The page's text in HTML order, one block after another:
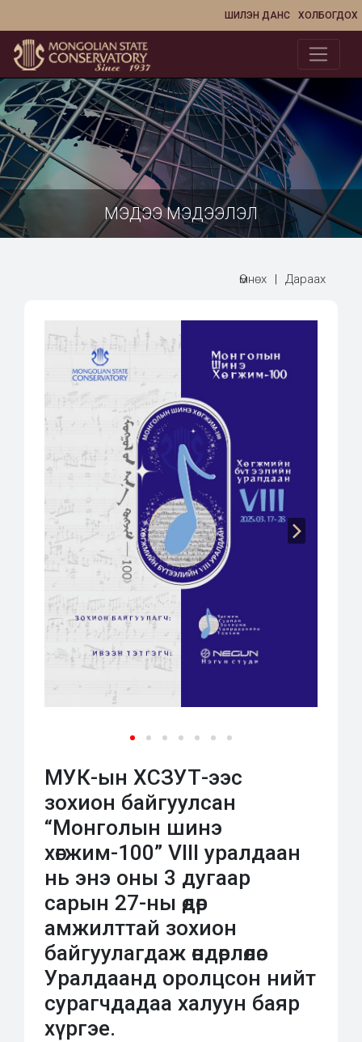
ХОЛБОГДОХ
ШИЛЭН ДАНС
МЭДЭЭ МЭДЭЭЛЭЛ
Өмнөх | Дараах
МУК-ын ХСЗУТ-ээс
зохион байгуулсан
“Монголын шинэ
хөгжим-100” VIII уралдаан
нь энэ оны 3 дугаар
сарын 27-ны өдөр
амжилттай зохион
байгуулагдаж өндөрлөлөө.
Уралдаанд оролцсон нийт
сурагчдадаа халуун баяр
хүргэе.